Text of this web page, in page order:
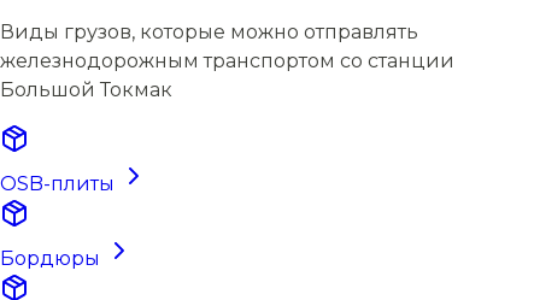
Виды грузов, которые можно отправлять
железнодорожным транспортом со станции
Большой Токмак
OSB-плиты
Бордюры